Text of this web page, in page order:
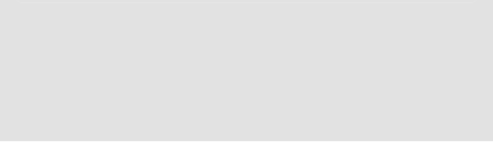
висококваліфікованих майбутніх фахівцях. […]